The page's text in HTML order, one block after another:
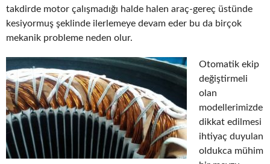
takdirde motor çalışmadığı halde halen araç-gereç üstünde
kesiyormuş şeklinde ilerlemeye devam eder bu da birçok
mekanik probleme neden olur.
Otomatik ekip
değiştirmeli
olan
modellerimizde
dikkat edilmesi
ihtiyaç duyulan
oldukca mühim